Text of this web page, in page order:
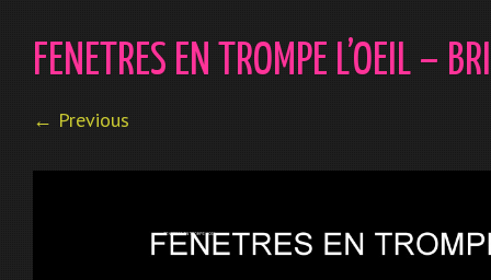
FENETRES EN TROMPE L’OEIL –
← Previous